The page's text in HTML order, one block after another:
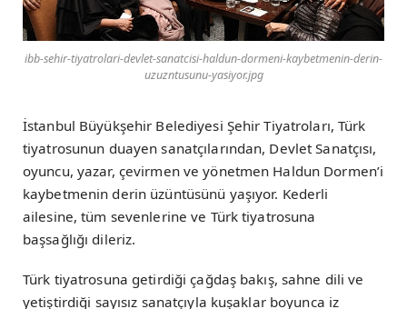
ibb-sehir-tiyatrolari-devlet-sanatcisi-haldun-dormeni-kaybetmenin-derin-
uzuzntusunu-yasiyor.jpg
İstanbul Büyükşehir Belediyesi Şehir Tiyatroları, Türk
tiyatrosunun duayen sanatçılarından, Devlet Sanatçısı,
oyuncu, yazar, çevirmen ve yönetmen Haldun Dormen’i
kaybetmenin derin üzüntüsünü yaşıyor. Kederli
ailesine, tüm sevenlerine ve Türk tiyatrosuna
başsağlığı dileriz.
Türk tiyatrosuna getirdiği çağdaş bakış, sahne dili ve
yetiştirdiği sayısız sanatçıyla kuşaklar boyunca iz